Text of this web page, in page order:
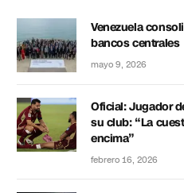
Venezuela
bancos centrales
mayo 9, 2026
Oficial: Jugador
su club: “La
encima”
febrero 16, 2026